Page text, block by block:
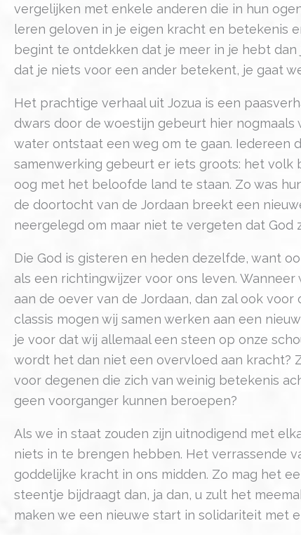
vergelijken met enkele anderen die in hun
leren geloven in je eigen kracht en betekenis
begint te ontdekken dat je meer in je hebt
dat je niets voor een ander betekent, je gaat
Het prachtige verhaal uit Jozua is een
dwars door de woestijn gebeurt hier
water ontstaat een weg om te gaan. Iedereen
samenwerking gebeurt er iets groots: het volk
oog met het beloofde land te staan. Zo was
de doortocht van de Jordaan breekt een
neergelegd om maar niet te vergeten dat
Die God is gisteren en heden dezelfde, want
als een richtingwijzer voor ons leven.
aan de oever van de Jordaan, dan zal ook
classis mogen wij samen werken aan een
je voor dat wij allemaal een steen op onze
wordt het dan niet een overvloed aan kracht?
voor degenen die zich van weinig betekenis
geen voorganger kunnen beroepen?
Als we in staat zouden zijn uitnodigend met
niets in te brengen hebben. Het verrassende
goddelijke kracht in ons midden. Zo mag het
steentje bijdraagt dan, ja dan, u zult het
maken we een nieuwe start in solidariteit met